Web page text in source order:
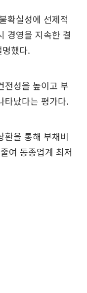
확실성에 선제적
경영을 지속한 결
했다.
전성을 높이고 부
타났다는 평가다.
환을 통해 부채비
여 동종업계 최저